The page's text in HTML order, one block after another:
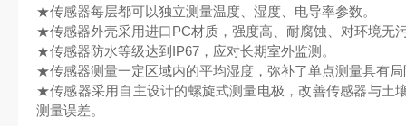
★传感器每层都可以独立测量温度、湿度、电导率参数。
★传感器外壳采用进口PC材质，强度高、耐腐蚀、对环境无
★传感器防水等级达到IP67，应对长期室外监测。
★传感器测量一定区域内的平均湿度，弥补了单点测量具有
★传感器采用自主设计的螺旋式测量电极，改善传感器与土
测量误差。